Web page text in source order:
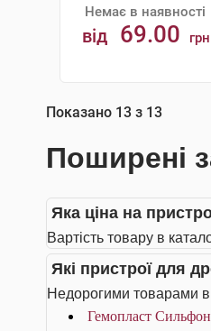
Немає в наявності
від 69.00 грн
АНАЛОГИ
Показано 13 з 13
Поширені
Яка ціна на
Вартість товару в
Які пристрої для
Недорогими товарами в
Гемопласт